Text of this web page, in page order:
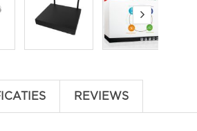
REVIEWS